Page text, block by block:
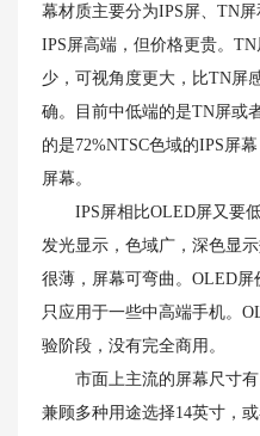
幕材质主要分为IPS屏、TN
IPS屏高端，但价格更贵。
少，可视角度更大，比TN屏
确。目前中低端的是TN屏或
的是72%NTSC色域的IPS屏
屏幕。
IPS屏相比OLED屏又要低
发光显示，色域广，深色显
很薄，屏幕可弯曲。OLED
只应用于一些中高端手机。
验阶段，没有完全商用。
市面上主流的屏幕尺寸有
兼顾多种用途选择14英寸，